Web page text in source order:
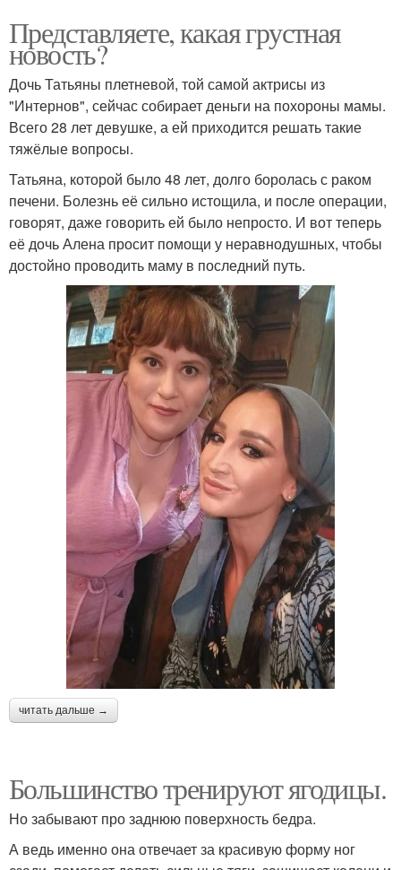
Представляете, какая грустная
новость?
Дочь Татьяны плетневой, той самой актрисы из
"Интернов", сейчас собирает деньги на похороны мамы.
Всего 28 лет девушке, а ей приходится решать такие
тяжёлые вопросы.
Татьяна, которой было 48 лет, долго боролась с раком
печени. Болезнь её сильно истощила, и после операции,
говорят, даже говорить ей было непросто. И вот теперь
её дочь Алена просит помощи у неравнодушных, чтобы
достойно проводить маму в последний путь.
читать дальше →
Большинство тренируют ягодицы.
Но забывают про заднюю поверхность бедра.
А ведь именно она отвечает за красивую форму ног